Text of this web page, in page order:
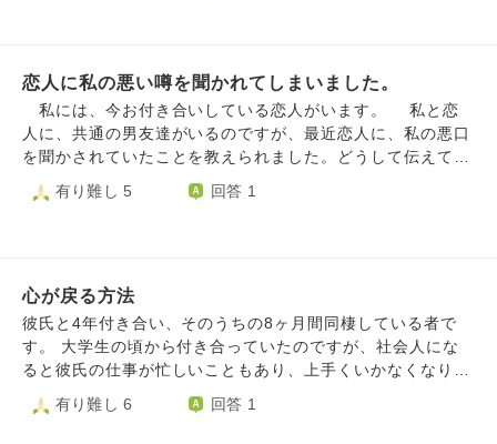
彼に聞いたら、「時々冗談もある」と言われました。 その
時は「じゃあ大人しくおちょくられとくね笑」と返しまし
た。 今までは仕事が終わったり帰宅をしたらLINEをくれて
いましたが、その日はありませんでした。 と、いうことは
には身体と心の問題があり、異性と付き合うというのが高い
を彼に感じさせるかも知れないと思っていました。 付き合
うには乗り換えるべき困難があるとは理解していました。
同じ社内、部署でからかうとかあるのか？そんな人だったの
かな？ そう思うと、悲しさと共に腹が立ちます。 あれから
彼から本音は聞いてませんが、そんな事を聞くと私が真剣だ
ったと彼に思われそうで恥ずかしいです。 ご縁がなかった
て半年を過ぎた頃に喧嘩が増えて来ました。 彼は結婚願望
があり、付き合い当初はよく結婚してからの話をしてくれて
いました。一緒に住みたいとも頻繁に話してくれていまし
た。(私が結婚相談所に通っていたことも知っています) しか
しの印象を与えてしまったのか、徐々に同棲の話はフェード
作ることを嫌がられる等) 結婚できるか不安で、彼に執着し
てしまいました。 私が悪かったことも理解しているので、
しっかり自立して行けるよう、今まで言い訳し取り組まなか
った車の運転や仕事に一生懸命取組むなど、最近はいろいろ
側に居てくれた人で、大切にしていきたい思いもあります。
恋人に私の悪い噂を聞かれてしまいました。
私には、今お付き合いしている恋人がいます。 私と恋
人に、共通の男友達がいるのですが、最近恋人に、私の悪口
を聞かされていたことを教えられました。どうして伝えてく
れたの？ と聞くと、影で悪口を言っている人だから、これ
からはその男友達と距離を置いて欲しいからと伝えられまし
るなどです。でも、そのようなことをした覚えは一切ありま
せん。 恋人は、私のことを信じると言ってくれたのです
が、自分の愛している相手に嫌われてしまうのではないかと
不安になり、立ち直れないままでいます。 ・男友達はどう
らどう行動するべきでしょうか。 その２つを、お教えいた
有り難し 5 回答 1
心が戻る方法
彼氏と4年付き合い、そのうちの8ヶ月間同棲している者で
す。 大学生の頃から付き合っていたのですが、社会人にな
ると彼氏の仕事が忙しいこともあり、上手くいかなくなり、
別れ話の数が多くなりました。彼氏は忙しくなると全てを捨
てたくなる傾向にあり、1人になりたいと考えるようです。
有り難し 6 回答 1